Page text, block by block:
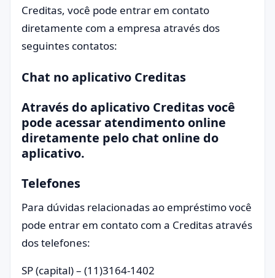
Creditas, você pode entrar em contato
diretamente com a empresa através dos
seguintes contatos:
Chat no aplicativo Creditas
Através do aplicativo Creditas você
pode acessar atendimento online
diretamente pelo chat online do
aplicativo.
Telefones
Para dúvidas relacionadas ao empréstimo você
pode entrar em contato com a Creditas através
dos telefones:
SP (capital) – (11)3164-1402